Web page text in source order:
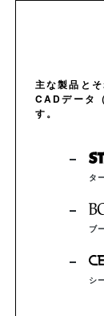
主な製品と
CADデータ
す。
タ
ブ
シ